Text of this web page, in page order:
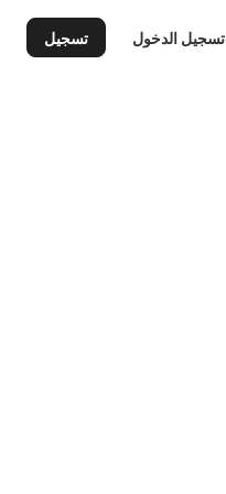
تسجيل الدخول تسجيل